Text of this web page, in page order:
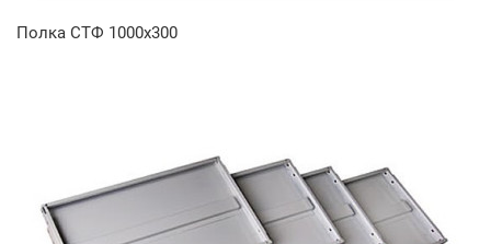
Полка СТФ 1000x300